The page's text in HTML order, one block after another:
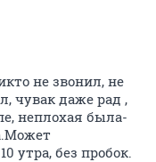
не звонил, не
чувак даже рад ,
неплохая была-
утра, без пробок.